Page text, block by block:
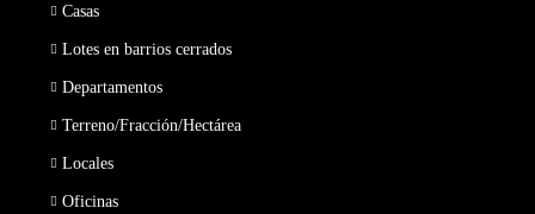
Casas
Lotes en barrios cerrados
Departamentos
Terreno/Fracción/Hectárea
Locales
Oficinas